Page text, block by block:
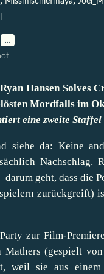
Hansen Solves
Mordfalls im
eine zweite
siehe da: Keine
Nachschlag.
geht, dass die
zurückgreift)
zur Film-
Mathers (gespielt
sie aus einem